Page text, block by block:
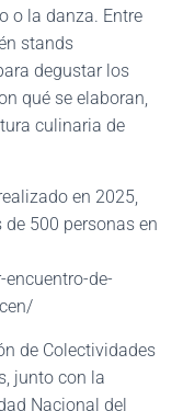
o la danza. Entre
stands
degustar los
qué se elaboran,
culinaria de
en 2025,
500 personas en
de-
de Colectividades
junto con la
Nacional del